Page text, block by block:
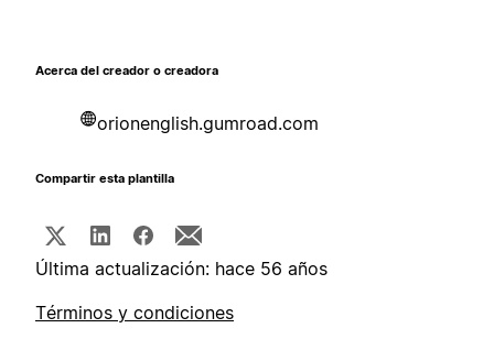
Acerca del creador o creadora
orionenglish.gumroad.com
Compartir esta plantilla
Última actualización: hace 56 años
Términos y condiciones